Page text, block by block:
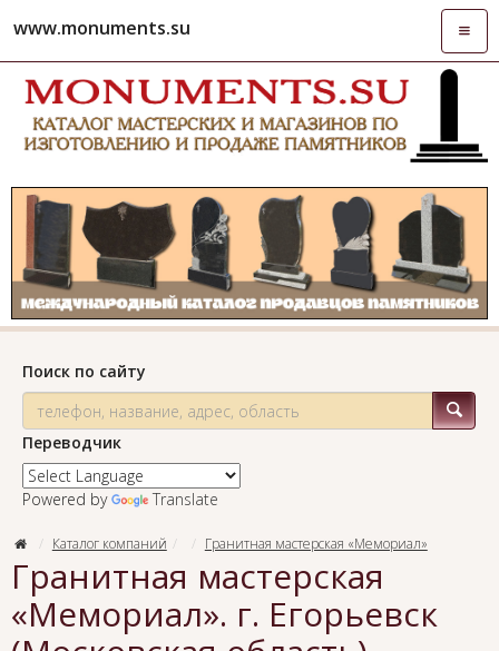
www.monuments.su
Поиск по сайту
Переводчик
Powered by Translate
Каталог компаний Гранитная мастерская «Мемориал»
Гранитная мастерская
«Мемориал». г. Егорьевск